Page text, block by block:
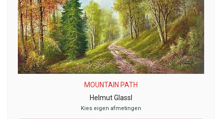
MOUNTAIN PATH
Helmut Glassl
Kies eigen afmetingen